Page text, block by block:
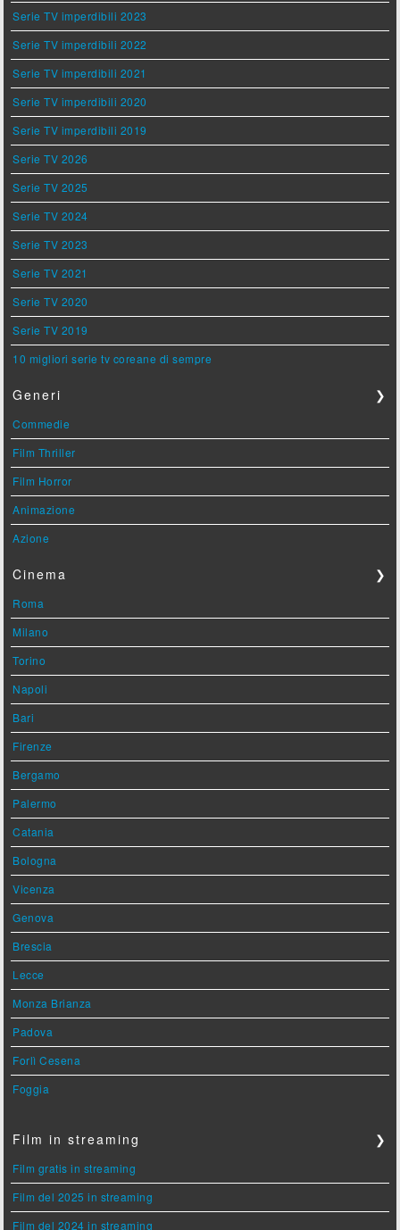
Serie TV imperdibili 2023
Serie TV imperdibili 2022
Serie TV imperdibili 2021
Serie TV imperdibili 2020
Serie TV imperdibili 2019
Serie TV 2026
Serie TV 2025
Serie TV 2024
Serie TV 2023
Serie TV 2021
Serie TV 2020
Serie TV 2019
10 migliori serie tv coreane di sempre
Generi ❯
Commedie
Film Thriller
Film Horror
Animazione
Azione
Cinema ❯
Roma
Milano
Torino
Napoli
Bari
Firenze
Bergamo
Palermo
Catania
Bologna
Vicenza
Genova
Brescia
Lecce
Monza Brianza
Padova
Forlì Cesena
Foggia
Film in streaming ❯
Film gratis in streaming
Film del 2025 in streaming
Film del 2024 in streaming